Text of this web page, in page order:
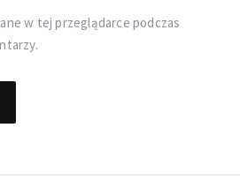
w tej przeglądarce podczas